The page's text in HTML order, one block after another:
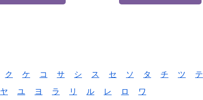
ク ケ コ サ シ ス セ ソ タ チ ツ テ
ヤ ユ ヨ ラ リ ル レ ロ ワ